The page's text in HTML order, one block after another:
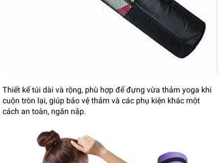
Thiết kế túi dài và rộng, phù hợp để đựng vừa thảm yoga khi
cuộn tròn lại, giúp bảo vệ thảm và các phụ kiện khác một
cách an toàn, ngăn nắp.